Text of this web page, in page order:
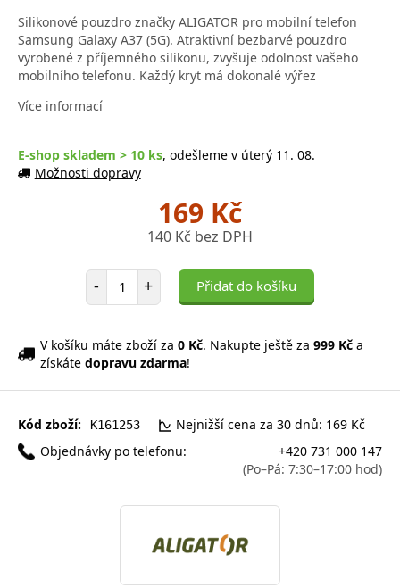
Silikonové pouzdro značky ALIGATOR pro mobilní telefon
Samsung Galaxy A37 (5G). Atraktivní bezbarvé pouzdro
vyrobené z příjemného silikonu, zvyšuje odolnost vašeho
mobilního telefonu. Každý kryt má dokonalé výřez
Více informací
E-shop skladem > 10 ks, odešleme v úterý 11. 08.
Možnosti dopravy
169 Kč
140 Kč bez DPH
- Počet položek
+ Přidat do košíku
V košíku máte zboží za 0 Kč. Nakupte ještě za 999 Kč a
získáte dopravu zdarma!
Kód zboží: K161253
Nejnižší cena za 30 dnů: 169 Kč
Objednávky po telefonu:
+420 731 000 147
(Po–Pá: 7:30–17:00 hod)